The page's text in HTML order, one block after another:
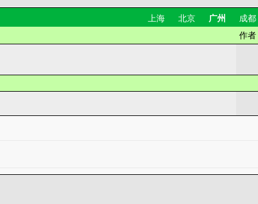
上海
北京 广州 成都
作者